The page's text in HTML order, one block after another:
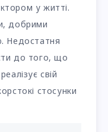
у житті.
добрими
Недостатня
до того, що
свій
стосунки